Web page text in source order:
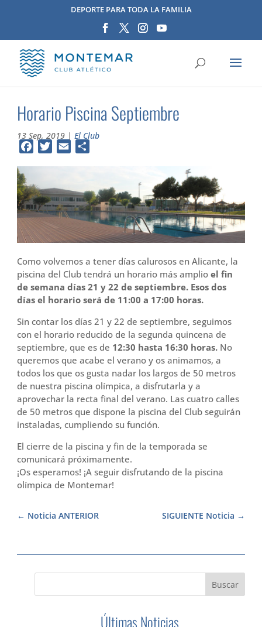
DEPORTE PARA TODA LA FAMILIA
Horario Piscina Septiembre
13 Sep, 2019 |El Club
FacebookTwitterEmail
Como volvemos a tener días calurosos en Alicante, la
piscina del Club tendrá un horario más amplioel fin
de semana días 21 y 22 de septiembre. Esos dos
días el horario será de 11:00 a 17:00 horas.
Sin contar los días 21 y 22 de septiembre, seguimos
con el horario reducido de la segunda quincena de
septiembre, que es de 12:30 hasta 16:30 horas. No
queremos que acabe el verano y os animamos, a
todos los que os gusta nadar los largos de 50 metros
de nuestra piscina olímpica, a disfrutarla y a
aprovechar la recta final del verano. Las cuatro calles
de 50 metros que dispone la piscina del Club seguirán
instaladas, cumpliendo su función.
El cierre de la piscina y fin de la temporada se
comunicará próximamente.
¡Os esperamos! ¡A seguir disfrutando de la piscina
olímpica de Montemar!
SIGUIENTE Noticia
Noticia ANTERIOR
Últimas Noticias